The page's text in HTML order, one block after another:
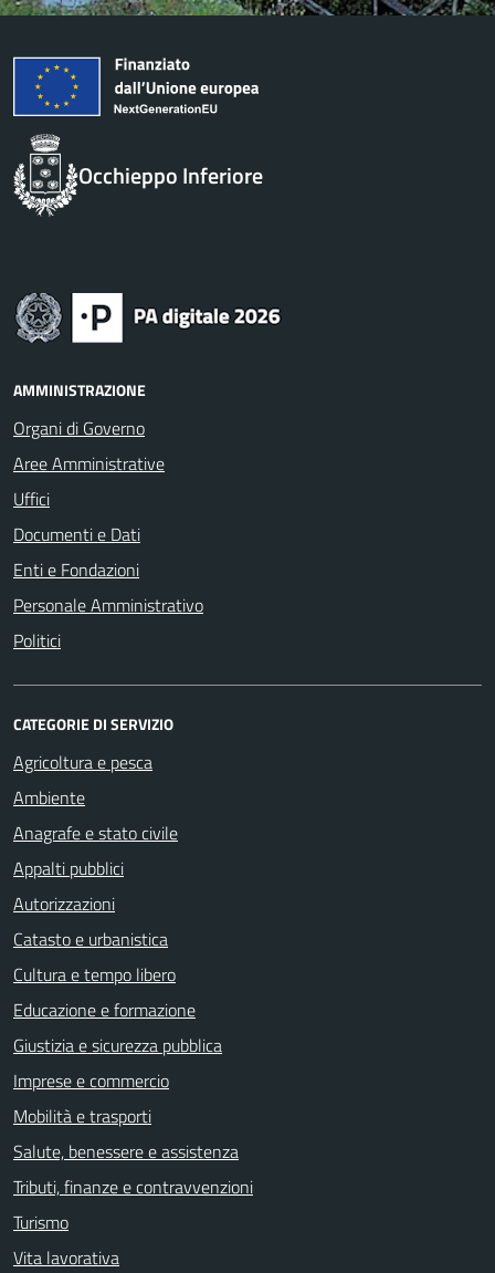
Occhieppo Inferiore
AMMINISTRAZIONE
Organi di Governo
Aree Amministrative
Uffici
Documenti e Dati
Enti e Fondazioni
Personale Amministrativo
Politici
CATEGORIE DI SERVIZIO
Agricoltura e pesca
Ambiente
Anagrafe e stato civile
Appalti pubblici
Autorizzazioni
Catasto e urbanistica
Cultura e tempo libero
Educazione e formazione
Giustizia e sicurezza pubblica
Imprese e commercio
Mobilità e trasporti
Salute, benessere e assistenza
Tributi, finanze e contravvenzioni
Turismo
Vita lavorativa